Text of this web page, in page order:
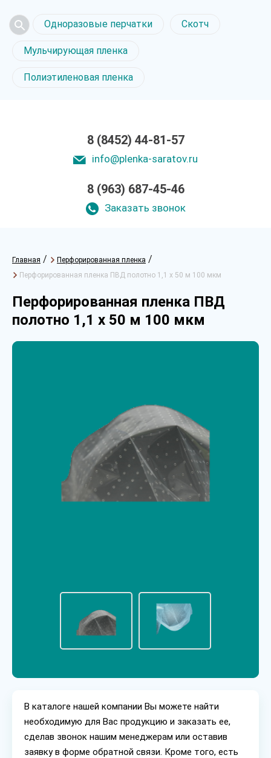
Одноразовые перчатки Скотч
Мульчирующая пленка
Полиэтиленовая пленка
8 (8452) 44-81-57
info@plenka-saratov.ru
8 (963) 687-45-46
Заказать звонок
Главная / Перфорированная пленка /
Перфорированная пленка ПВД полотно 1,1 х 50 м 100 мкм
Перфорированная пленка ПВД
полотно 1,1 х 50 м 100 мкм
В каталоге нашей компании Вы можете найти
необходимую для Вас продукцию и заказать ее,
сделав звонок нашим менеджерам или оставив
заявку в форме обратной связи. Кроме того, есть